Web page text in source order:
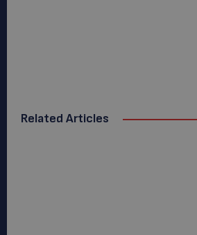
Related Articles